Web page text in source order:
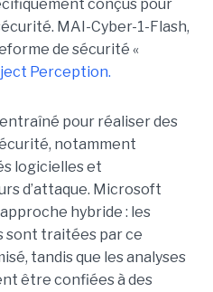
conçus pour
MAI-Cyber-1-Flash,
de sécurité «
Perception.
pour réaliser des
notamment
logicielles et
d’attaque. Microsoft
hybride : les
sont traitées par ce
tandis que les analyses
être confiées à des